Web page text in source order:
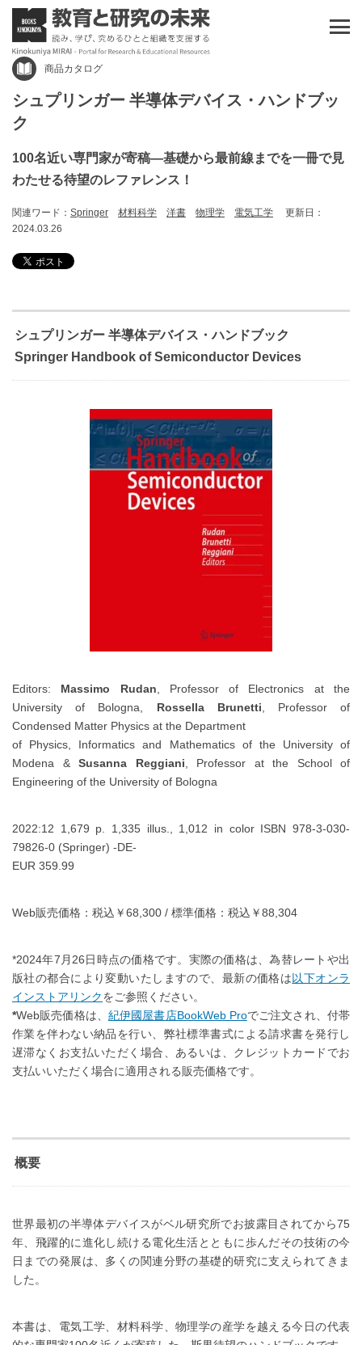
商品カタログ
シュプリンガー 半導体デバイス・ハンドブッ
ク
100名近い専門家が寄稿―基礎から最前線までを一冊で見
わたせる待望のレファレンス！
関連ワード： Springer 材料科学 洋書 物理学 電気工学
更新日：
2024.03.26
シュプリンガー 半導体デバイス・ハンドブック
Springer Handbook of Semiconductor Devices
Editors: Massimo Rudan , Professor of Electronics at the
University of Bologna, Rossella Brunetti , Professor of
Condensed Matter Physics at the Department
of Physics, Informatics and Mathematics of the University of
Modena & Susanna Reggiani , Professor at the School of
Engineering of the University of Bologna
2022:12 1,679 p. 1,335 illus., 1,012 in color ISBN 978-3-030-
79826-0 (Springer) -DE-
EUR 359.99
Web販売価格：税込￥68,300 / 標準価格：税込￥88,304
*2024年7月26日時点の価格です。実際の価格は、為替レートや出
版社の都合により変動いたしますので、最新の価格は以下オンラ
インストアリンクをご参照ください。
*Web販売価格は、 紀伊國屋書店BookWeb Proでご注文され、付帯
作業を伴わない納品を行い、弊社標準書式による請求書を発行し
遅滞なくお支払いただく場合、あるいは、クレジットカードでお
支払いいただく場合に適用される販売価格です。
概要
世界最初の半導体デバイスがベル研究所でお披露目されてから75
年、飛躍的に進化し続ける電化生活とともに歩んだその技術の今
日までの発展は、多くの関連分野の基礎的研究に支えられてきま
した。
本書は、電気工学、材料科学、物理学の産学を越える今日の代表